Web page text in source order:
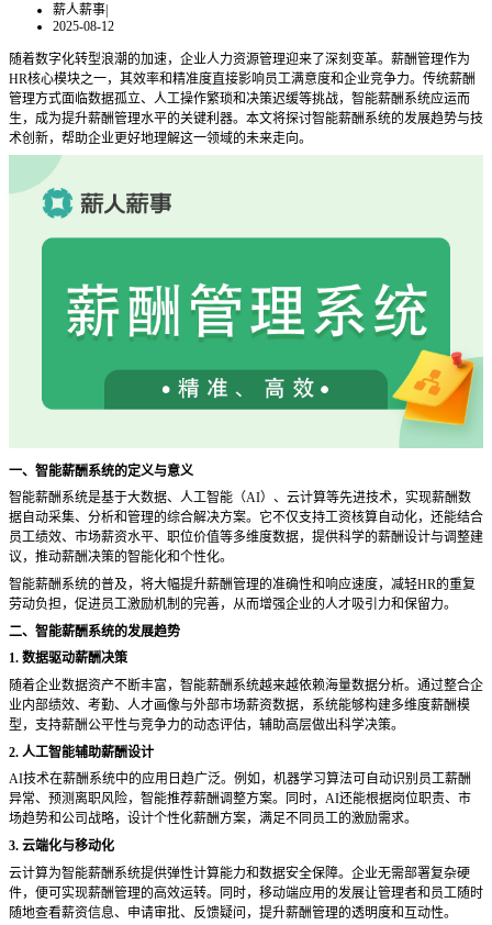
薪人薪事|
2025-08-12
随着数字化转型浪潮的加速，企业人力资源管理迎来了深刻变革。薪酬管理作为
HR核心模块之一，其效率和精准度直接影响员工满意度和企业竞争力。传统薪酬
管理方式面临数据孤立、人工操作繁琐和决策迟缓等挑战，智能薪酬系统应运而
生，成为提升薪酬管理水平的关键利器。本文将探讨智能薪酬系统的发展趋势与技
术创新，帮助企业更好地理解这一领域的未来走向。
一、智能薪酬系统的定义与意义
智能薪酬系统是基于大数据、人工智能（AI）、云计算等先进技术，实现薪酬数
据自动采集、分析和管理的综合解决方案。它不仅支持工资核算自动化，还能结合
员工绩效、市场薪资水平、职位价值等多维度数据，提供科学的薪酬设计与调整建
议，推动薪酬决策的智能化和个性化。
智能薪酬系统的普及，将大幅提升薪酬管理的准确性和响应速度，减轻HR的重复
劳动负担，促进员工激励机制的完善，从而增强企业的人才吸引力和保留力。
二、智能薪酬系统的发展趋势
1. 数据驱动薪酬决策
随着企业数据资产不断丰富，智能薪酬系统越来越依赖海量数据分析。通过整合企
业内部绩效、考勤、人才画像与外部市场薪资数据，系统能够构建多维度薪酬模
型，支持薪酬公平性与竞争力的动态评估，辅助高层做出科学决策。
2. 人工智能辅助薪酬设计
AI技术在薪酬系统中的应用日趋广泛。例如，机器学习算法可自动识别员工薪酬
异常、预测离职风险，智能推荐薪酬调整方案。同时，AI还能根据岗位职责、市
场趋势和公司战略，设计个性化薪酬方案，满足不同员工的激励需求。
3. 云端化与移动化
云计算为智能薪酬系统提供弹性计算能力和数据安全保障。企业无需部署复杂硬
件，便可实现薪酬管理的高效运转。同时，移动端应用的发展让管理者和员工随时
随地查看薪资信息、申请审批、反馈疑问，提升薪酬管理的透明度和互动性。